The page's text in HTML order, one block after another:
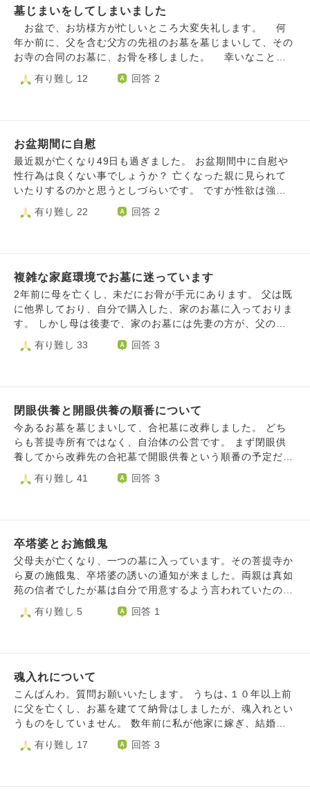
墓じまいをしてしまいました
お盆で、お坊様方が忙しいところ大変失礼します。 何
年か前に、父を含む父方の先祖のお墓を墓じまいして、その
お寺の合同のお墓に、お骨を移しました。 幸いなこと
に、お布施は、それほど高くなくて済みました。 私自
身、当時無職で、将来お寺に払っていけるお金がなかったの
ったのでは、と不安に思ってしまいました。今年の8月のお
盆には、仏壇にお線香をあげました。 最近の、母の2度の
入院と手術は、恐らく墓じまいとは関係ないと思いますが
（高齢のため、身体に不調が出るのはよくあることだと思わ
仏壇でお線香をあげて供養しても、よろしいのでしょうか？
有り難し 12 回答 2
お盆期間に自慰
最近親が亡くなり49日も過ぎました。 お盆期間中に自慰や
性行為は良くない事でしょうか？ 亡くなった親に見られて
いたりするのかと思うとしづらいです。 ですが性欲は強い
方なので我慢も難しくずっと悶々としています。
有り難し 22 回答 2
複雑な家庭環境でお墓に迷っています
2年前に母を亡くし、未だにお骨が手元にあります。 父は既
に他界しており、自分で購入した、家のお墓に入っておりま
す。 しかし母は後妻で、家のお墓には先妻の方が、父の生
前からいらっしゃいました。 母が自分の埋葬について具体
的に語ったことはありませんでしたが、そのお墓には入りた
て私にあります。 私は母が他界した時点で、慌てて急遽樹
木葬のお墓を購入してしまったのですが、後から思うところ
が次々出てきて、まだ納骨せず、現在に至っています。 私
には経済的余裕がそこまでなく、人に促されるまま、母のみ
しかし母は嫁ぎ先のこの街が特に好きではなく、故郷をいつ
ってしまいます。 それなら金銭的に思い切ってでも、私と
共に入れる2人用のお墓を買い直すか、母の故郷にお墓を買
い直すか、した方が良いのではないか。 随分悩んだもの
の、私が経済的に苦しいのも事実ではあります。 購入した
と踏み切り難く、しかしながらもう3回忌を迎えようとして
うような話も聞きますが、ならばどうして、一族を同じお墓
に入れたり、好きな人と隣同士のお墓を買ったり、亡くなっ
た方の好きな場所に埋葬してあげたり、そんなことをするの
でしょうか。 私にはもう、わからなくなってしまいまし
た。 やはり、母と一緒のお墓に入ってあげた方が、母は寂
しくないのでしょうか？ 私が滅多にお参りできなくても、
有り難し 33 回答 3
閉眼供養と開眼供養の順番について
今あるお墓を墓じまいして、合祀墓に改葬しました。 どち
らも菩提寺所有ではなく、自治体の公営です。 まず閉眼供
養してから改葬先の合祀墓で開眼供養という順番の予定だっ
たのですが、当日予定時刻になっても来ないので菩提寺に連
絡すると、日付を勘違いしていたというのです。 慌てて今
て、後から閉眼供養をするしかありませんでした。 閉眼供
養でお性根を抜いてから、改葬先の開眼供養で魂に宿って頂
く訳ですから、順序が逆になってしまった。 後から考えれ
ば、合祀墓の予約は別日に取り直して、閉眼供養だけすれば
てしまって、御先祖様に申し訳ないです。 御先祖様や父母
っても、もう前のお墓は解体されてしまったのですが...）
また、菩提寺に対して怒りがおさまりません。 準備を重ね
て間違いの無いように、電話だけでなくFAXでも日時等を伝
えていたのに、こんなことになってしまって凄く辛いです。
るのを忘れ、俗名も読み間違いされました。 正直、離檀し
有り難し 41 回答 3
卒塔婆とお施餓鬼
父母夫が亡くなり、一つの墓に入っています。その菩提寺か
ら夏の施餓鬼、卒塔婆の誘いの通知が来ました。両親は真如
苑の信者でしたが墓は自分で用意するよう言われていたので
真言宗の墓を買いました。そこに夫の骨も入れました。一体
5000円、施餓鬼供養料2000円です。真如苑からもお盆の施
変です。兄妹は二人いますが、二人とも脳梗塞で倒れている
ので、私しか供養出来ません。 卒塔婆は1本でもよいのでし
ょうか？その際は何と書くべきでしょうか？ 最近亡くなっ
た母だけでもよいか？それとも三人を一緒に一本に書く事は
ことになるでしょうか？
有り難し 5 回答 1
魂入れについて
こんばんわ。質問お願いいたします。 うちは､１０年以上前
に父を亡くし、お墓を建てて納骨はしましたが、魂入れとい
うものをしていません。 数年前に私が他家に嫁ぎ、結婚報
告を兼ねて､旦那さんと一緒にお墓参りしました。 その辺り
から｢どうしてるかな｣と、何だか父のことが気になり始め、
有り難し 17 回答 3